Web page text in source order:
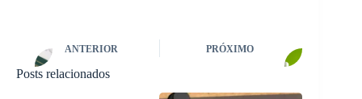
ANTERIOR PRÓXIMO
Posts relacionados